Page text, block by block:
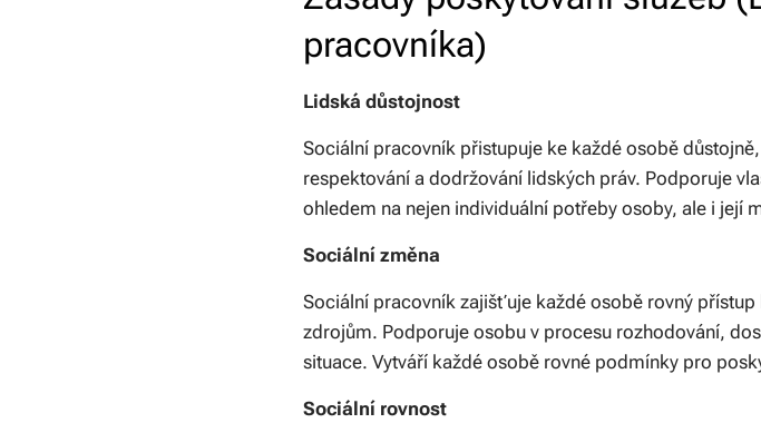
pracovníka)
Lidská důstojnost
Sociální pracovník přistupuje ke každé osobě
respektování a dodržování lidských práv. Podporuje
ohledem na nejen individuální potřeby osoby, ale i její
Sociální změna
Sociální pracovník zajišťuje každé osobě rovný
zdrojům. Podporuje osobu v procesu rozhodování,
situace. Vytváří každé osobě rovné podmínky pro
Sociální rovnost